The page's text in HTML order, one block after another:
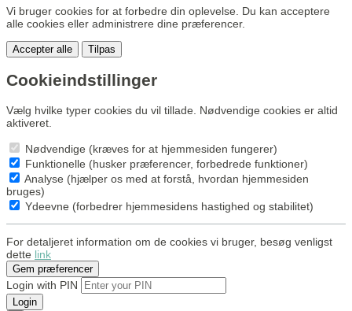
Vi bruger cookies for at forbedre din oplevelse. Du kan acceptere
alle cookies eller administrere dine præferencer.
Accepter alle Tilpas
Cookieindstillinger
Vælg hvilke typer cookies du vil tillade. Nødvendige cookies er altid
aktiveret.
Nødvendige (kræves for at hjemmesiden fungerer)
Funktionelle (husker præferencer, forbedrede funktioner)
Analyse (hjælper os med at forstå, hvordan hjemmesiden
bruges)
Ydeevne (forbedrer hjemmesidens hastighed og stabilitet)
For detaljeret information om de cookies vi bruger, besøg venligst
dette link
Gem præferencer
Login with PIN
Login